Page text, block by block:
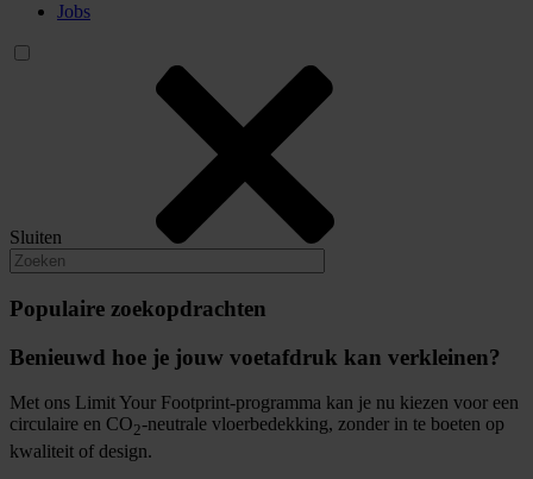
Jobs
Sluiten
Populaire zoekopdrachten
Benieuwd hoe je jouw voetafdruk kan verkleinen?
Met ons Limit Your Footprint-programma kan je nu kiezen voor een
circulaire en CO2-neutrale vloerbedekking, zonder in te boeten op
kwaliteit of design.